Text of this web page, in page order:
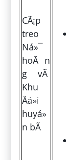
CÃ¡p
treo
Ná»¯
hoÃ n
g vÃ
Khu
Äá»i
huyá»
n bÃ­